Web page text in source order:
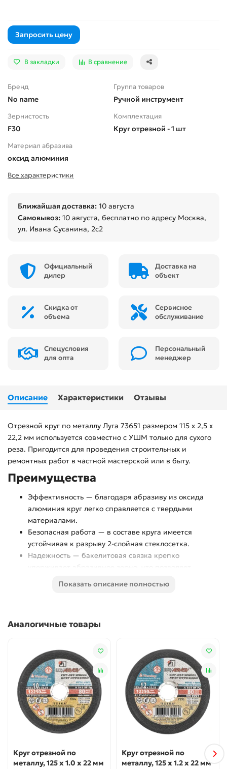
Запросить цену
В закладки В сравнение
Бренд
No name
Группа товаров
Ручной инструмент
Зернистость
F30
Комплектация
Круг отрезной - 1 шт
Материал абразива
оксид алюминия
Все характеристики
Ближайшая доставка: 10 августа
Самовывоз: 10 августа, бесплатно по адресу Москва,
ул. Ивана Сусанина, 2с2
Официальный
дилер
Доставка на
объект
Скидка от
объема
Сервисное
обслуживание
Спецусловия
для опта
Персональный
менеджер
Описание Характеристики Отзывы
Отрезной круг по металлу Луга 73651 размером 115 х 2,5 х
22,2 мм используется совместно с УШМ только для сухого
реза. Пригодится для проведения строительных и
ремонтных работ в частной мастерской или в быту.
Преимущества
Эффективность — благодаря абразиву из оксида
алюминия круг легко справляется с твердыми
материалами.
Безопасная работа — в составе круга имеется
устойчивая к разрыву 2-слойная стеклосетка.
Надежность — бакелитовая связка крепко
удерживает абразивное зерно, что позволяет
Показать описание полностью
Аналогичные товары
Круг отрезной по
металлу, 125 х 1.0 х 22 мм
Круг отрезной по
металлу, 125 х 1.2 х 22 мм